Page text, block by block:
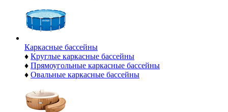
Каркасные бассейны
♦ Круглые каркасные бассейны
♦ Прямоугольные каркасные бассейны
♦ Овальные каркасные бассейны